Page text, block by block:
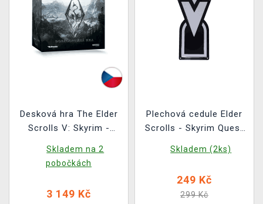
Desková hra The Elder
Scrolls V: Skyrim -
Skladem na 2
pobočkách
3 149 Kč
Plechová cedule Elder
Scrolls - Skyrim Quest
Skladem (2ks)
249 Kč
299 Kč